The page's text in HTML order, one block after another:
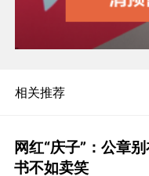
相关推荐
网红“庆子”：公章
书不如卖笑